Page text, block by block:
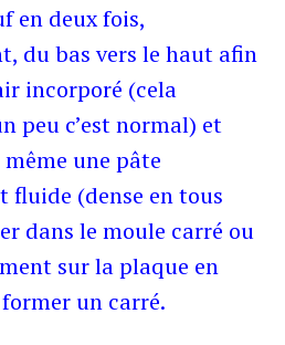
en deux fois,
du bas vers le haut afin
incorporé (cela
peu c’est normal) et
une pâte
fluide (dense en tous
dans le moule carré ou
sur la plaque en
un carré.